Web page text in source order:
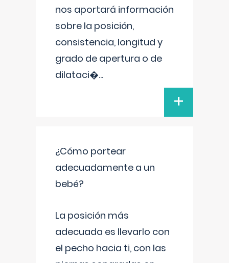
nos aportará información
sobre la posición,
consistencia, longitud y
grado de apertura o de
dilataci�...
+
¿Cómo portear
adecuadamente a un
bebé?
La posición más
adecuada es llevarlo con
el pecho hacia ti, con las